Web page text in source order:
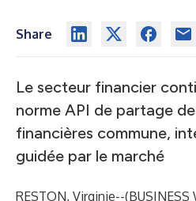
Share
Le secteur financier
norme API de partage
financières commune,
guidée par le marché
RESTON, Virginie--(BUSINESS